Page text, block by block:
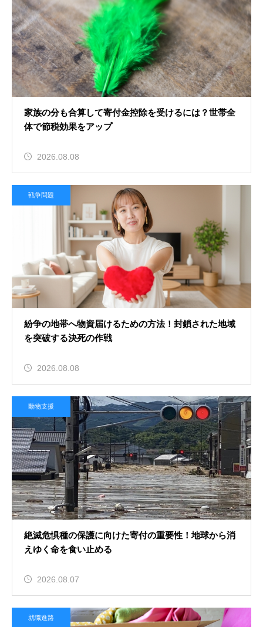
家族の分も合算して寄付金控除を受けるには？世帯全
体で節税効果をアップ
2026.08.08
戦争問題
紛争の地帯へ物資届けるための方法！封鎖された地域
を突破する決死の作戦
2026.08.08
動物支援
絶滅危惧種の保護に向けた寄付の重要性！地球から消
えゆく命を食い止める
2026.08.07
就職進路